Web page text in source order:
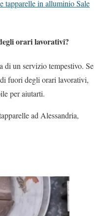
tapparelle in alluminio Sale
orari lavorativi?
di un servizio tempestivo. Se
fuori degli orari lavorativi,
per aiutarti.
ad Alessandria,